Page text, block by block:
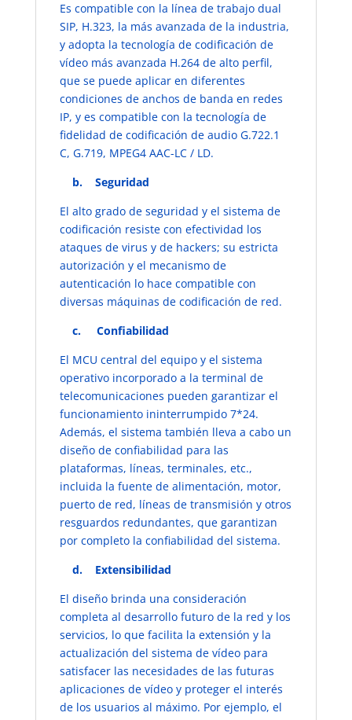
Es compatible con la línea de trabajo dual
SIP, H.323, la más avanzada de la industria,
y adopta la tecnología de codificación de
vídeo más avanzada H.264 de alto perfil,
que se puede aplicar en diferentes
condiciones de anchos de banda en redes
IP, y es compatible con la tecnología de
fidelidad de codificación de audio G.722.1
C, G.719, MPEG4 AAC-LC / LD.
​b. ​Seguridad
​El alto grado de seguridad y el sistema de
codificación resiste con efectividad los
ataques de virus y de hackers; su estricta
autorización y el mecanismo de
autenticación lo hace compatible con
diversas máquinas de codificación de red.
​c. ​Confiabilidad
​El MCU central del equipo y el sistema
operativo incorporado a la terminal de
telecomunicaciones pueden garantizar el
funcionamiento ininterrumpido 7*24.
Además, el sistema también lleva a cabo un
diseño de confiabilidad para las
plataformas, líneas, terminales, etc.,
incluida la fuente de alimentación, motor,
puerto de red, líneas de transmisión y otros
resguardos redundantes, que garantizan
por completo la confiabilidad del sistema.
​d. ​Extensibilidad
El diseño brinda una consideración
completa al desarrollo futuro de la red y los
servicios, lo que facilita la extensión y la
actualización del sistema de vídeo para
satisfacer las necesidades de las futuras
aplicaciones de vídeo y proteger el interés
de los usuarios al máximo. Por ejemplo, el